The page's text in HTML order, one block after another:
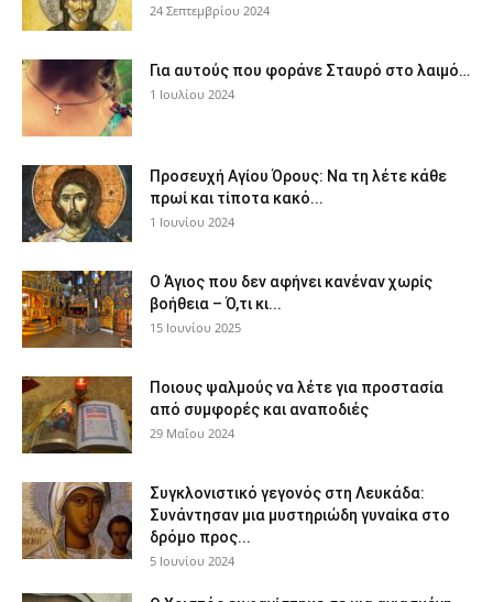
24 Σεπτεμβρίου 2024
Για αυτούς που φοράνε Σταυρό στο λαιμό…
1 Ιουλίου 2024
Προσευχή Αγίου Όρους: Να τη λέτε κάθε
πρωί και τίποτα κακό...
1 Ιουνίου 2024
Ο Άγιος που δεν αφήνει κανέναν χωρίς
βοήθεια – Ό,τι κι...
15 Ιουνίου 2025
Ποιους ψαλμούς να λέτε για προστασία
από συμφορές και αναποδιές
29 Μαΐου 2024
Συγκλονιστικό γεγονός στη Λευκάδα:
Συνάντησαν μια μυστηριώδη γυναίκα στο
δρόμο προς...
5 Ιουνίου 2024